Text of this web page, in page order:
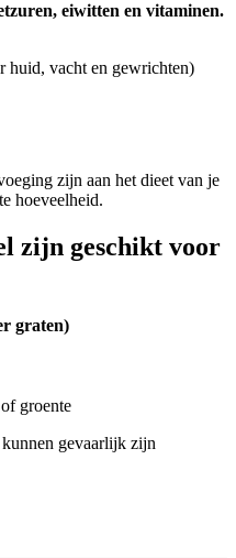
eiwitten en vitaminen.
huid, vacht en gewrichten)
zijn aan het dieet van je
hoeveelheid.
zijn geschikt voor
graten)
of groente
kunnen gevaarlijk zijn